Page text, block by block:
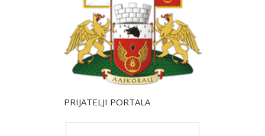
PRIJATELJI PORTALA